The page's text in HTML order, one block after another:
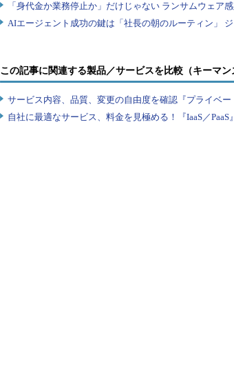
この記事に関連する製品／サービスを比較（キーマン
サービス内容、品質、変更の自由度を確認『プライベ
自社に最適なサービス、料金を見極める！『IaaS／PaaS